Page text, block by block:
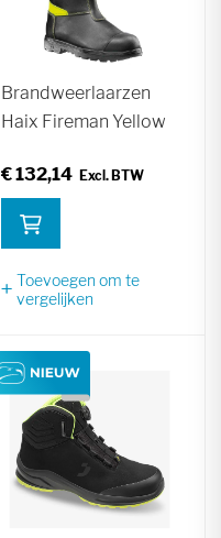
Brandweerlaarzen
Haix Fireman Yellow
€ 132,14
Toevoegen om te
vergelijken